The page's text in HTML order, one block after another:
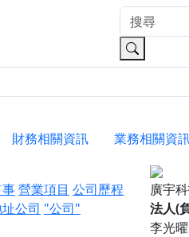
財務相關資訊 業務相關資
營業項目 公司歷程
公司 "公司"
廣宇
法人(
李光曜